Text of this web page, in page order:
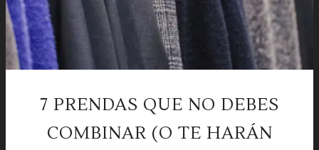
7 PRENDAS QUE NO DEBES
COMBINAR (O TE HARÁN